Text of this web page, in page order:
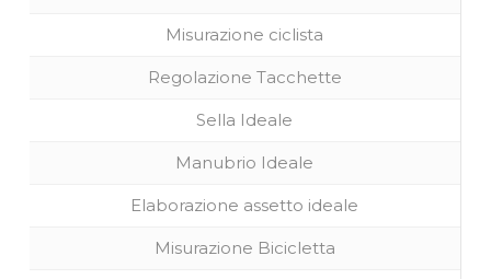
Misurazione ciclista
Regolazione Tacchette
Sella Ideale
Manubrio Ideale
Elaborazione assetto ideale
Misurazione Bicicletta